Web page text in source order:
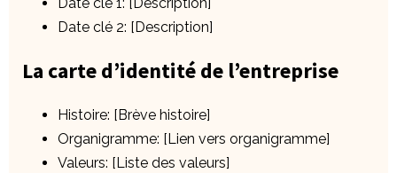
Date clé 1: [Description]
Date clé 2: [Description]
La carte d’identité de l’entreprise
Histoire: [Brève histoire]
Organigramme: [Lien vers organigramme]
Valeurs: [Liste des valeurs]